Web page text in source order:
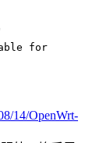
for
14/OpenWrt-